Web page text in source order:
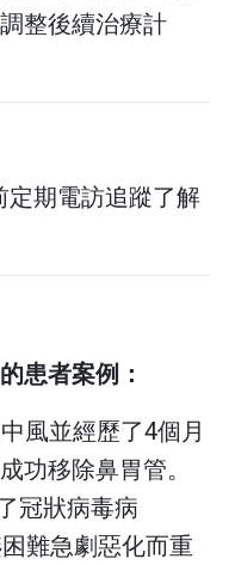
整後續治療計
期電訪追蹤了解
患者案例：
風並經歷了4個月
功移除鼻胃管。
冠狀病毒病
難急劇惡化而重